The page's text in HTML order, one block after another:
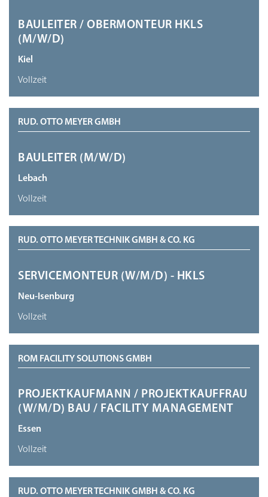
BAULEITER / OBERMONTEUR HKLS
(M/W/D)
Kiel
Vollzeit
RUD. OTTO MEYER GMBH
BAULEITER (M/W/D)
Lebach
Vollzeit
RUD. OTTO MEYER TECHNIK GMBH & CO. KG
SERVICEMONTEUR (W/M/D) - HKLS
Neu-Isenburg
Vollzeit
ROM FACILITY SOLUTIONS GMBH
PROJEKTKAUFMANN / PROJEKTKAUFFRAU
(W/M/D) BAU / FACILITY MANAGEMENT
Essen
Vollzeit
RUD. OTTO MEYER TECHNIK GMBH & CO. KG